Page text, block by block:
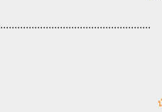
.....................................................